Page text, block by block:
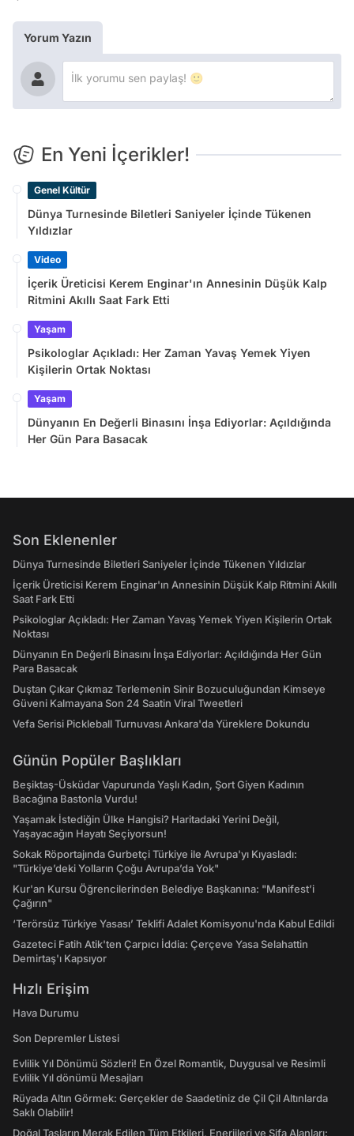
Yorum Yazın
En Yeni İçerikler!
Genel Kültür
Dünya Turnesinde Biletleri Saniyeler İçinde Tükenen
Yıldızlar
Video
İçerik Üreticisi Kerem Enginar'ın Annesinin Düşük Kalp
Ritmini Akıllı Saat Fark Etti
Yaşam
Psikologlar Açıkladı: Her Zaman Yavaş Yemek Yiyen
Kişilerin Ortak Noktası
Yaşam
Dünyanın En Değerli Binasını İnşa Ediyorlar: Açıldığında
Her Gün Para Basacak
Son Eklenenler
Dünya Turnesinde Biletleri Saniyeler İçinde Tükenen Yıldızlar
İçerik Üreticisi Kerem Enginar'ın Annesinin Düşük Kalp Ritmini Akıllı
Saat Fark Etti
Psikologlar Açıkladı: Her Zaman Yavaş Yemek Yiyen Kişilerin Ortak
Noktası
Dünyanın En Değerli Binasını İnşa Ediyorlar: Açıldığında Her Gün
Para Basacak
Duştan Çıkar Çıkmaz Terlemenin Sinir Bozuculuğundan Kimseye
Güveni Kalmayana Son 24 Saatin Viral Tweetleri
Vefa Serisi Pickleball Turnuvası Ankara'da Yüreklere Dokundu
Günün Popüler Başlıkları
Beşiktaş-Üsküdar Vapurunda Yaşlı Kadın, Şort Giyen Kadının
Bacağına Bastonla Vurdu!
Yaşamak İstediğin Ülke Hangisi? Haritadaki Yerini Değil,
Yaşayacağın Hayatı Seçiyorsun!
Sokak Röportajında Gurbetçi Türkiye ile Avrupa'yı Kıyasladı:
"Türkiye’deki Yolların Çoğu Avrupa’da Yok"
Kur'an Kursu Öğrencilerinden Belediye Başkanına: "Manifest’i
Çağırın"
‘Terörsüz Türkiye Yasası’ Teklifi Adalet Komisyonu'nda Kabul Edildi
Gazeteci Fatih Atik'ten Çarpıcı İddia: Çerçeve Yasa Selahattin
Demirtaş'ı Kapsıyor
Hızlı Erişim
Hava Durumu
Son Depremler Listesi
Evlilik Yıl Dönümü Sözleri! En Özel Romantik, Duygusal ve Resimli
Evlilik Yıl dönümü Mesajları
Rüyada Altın Görmek: Gerçekler de Saadetiniz de Çil Çil Altınlarda
Saklı Olabilir!
Doğal Taşların Merak Edilen Tüm Etkileri, Enerjileri ve Şifa Alanları: